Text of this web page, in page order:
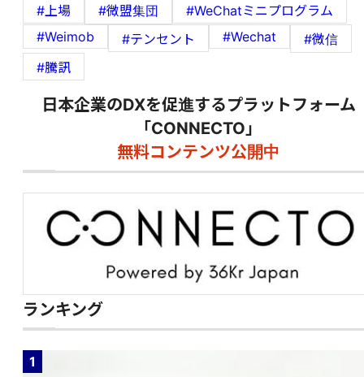
#上場 #微盟集団
#WeChatミニプログラム
#Weimob
#テンセント #Wechat
#微信
#騰訊
日本企業のDXを促進するプラットフォーム
「CONNECTO」
無料コンテンツ公開中
ランキング
1